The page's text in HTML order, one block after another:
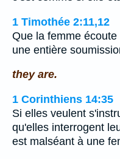
1 Timothée 2:11,12
Que la femme
une entière
they are.
1 Corinthiens 14:35
Si elles veulent
qu'elles interrogent
est malséant à une